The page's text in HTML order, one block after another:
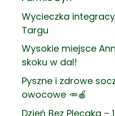
Wycieczka
Targu
Wysokie miejsce
skoku w dal!
Pyszne i zdrowe
owocowe 🥕🍎
Dzień Bez Plecaka –